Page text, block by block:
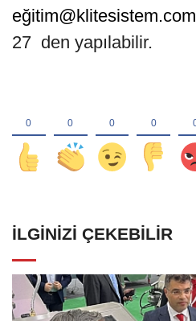
eğitim@klitesistem.com
27 den yapılabilir.
İLGINIZI ÇEKEBILIR